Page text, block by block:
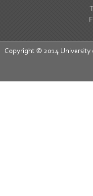
Copyright © 2014 University